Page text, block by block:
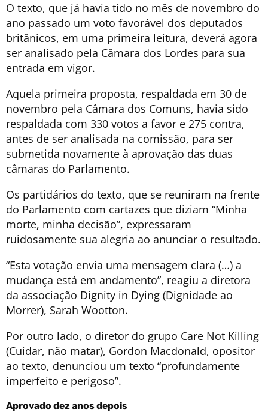
O texto, que já havia tido no mês de novembro do
ano passado um voto favorável dos deputados
britânicos, em uma primeira leitura, deverá agora
ser analisado pela Câmara dos Lordes para sua
entrada em vigor.
Aquela primeira proposta, respaldada em 30 de
novembro pela Câmara dos Comuns, havia sido
respaldada com 330 votos a favor e 275 contra,
antes de ser analisada na comissão, para ser
submetida novamente à aprovação das duas
câmaras do Parlamento.
Os partidários do texto, que se reuniram na frente
do Parlamento com cartazes que diziam “Minha
morte, minha decisão”, expressaram
ruidosamente sua alegria ao anunciar o resultado.
“Esta votação envia uma mensagem clara (…) a
mudança está em andamento”, reagiu a diretora
da associação Dignity in Dying (Dignidade ao
Morrer), Sarah Wootton.
Por outro lado, o diretor do grupo Care Not Killing
(Cuidar, não matar), Gordon Macdonald, opositor
ao texto, denunciou um texto “profundamente
imperfeito e perigoso”.
Aprovado dez anos depois